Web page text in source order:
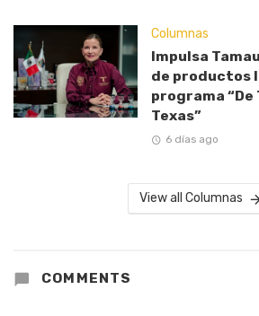
Columnas
Impulsa
de productos
programa “De
Texas”
6 días ago
View all Columnas
COMMENTS